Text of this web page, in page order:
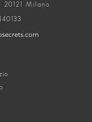
20121 Milano